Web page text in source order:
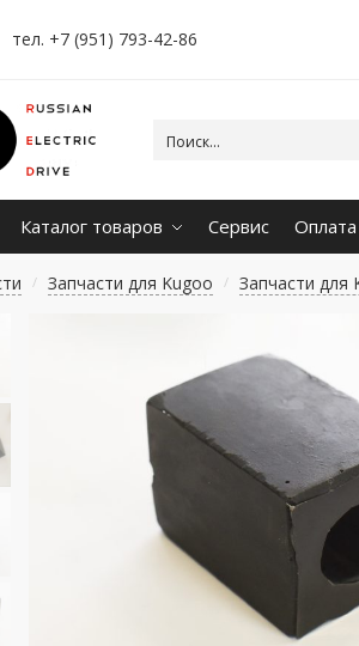
тел. +7 (951) 793-42-86
Каталог товаров Сервис
/ Запчасти для Kugoo / Запчасти для